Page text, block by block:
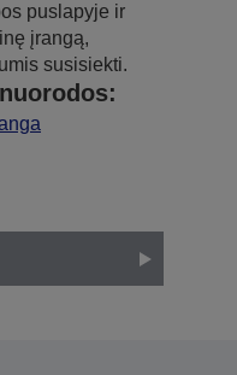
puslapyje ir
įrangą,
susisiekti.